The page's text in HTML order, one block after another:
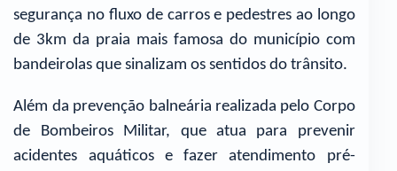
segurança no fluxo de carros e pedestres ao longo
de 3km da praia mais famosa do município com
bandeirolas que sinalizam os sentidos do trânsito.
Além da prevenção balneária realizada pelo Corpo
de Bombeiros Militar, que atua para prevenir
acidentes aquáticos e fazer atendimento pré-